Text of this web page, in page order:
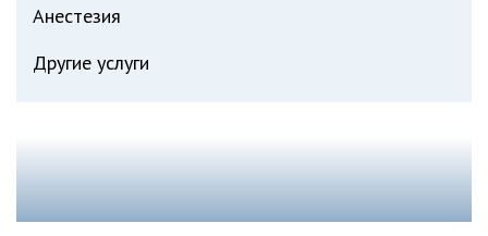
Анестезия
Другие услуги